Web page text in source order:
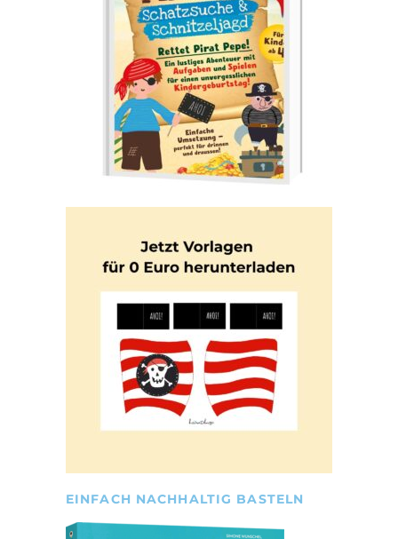
EINFACH NACHHALTIG BASTELN